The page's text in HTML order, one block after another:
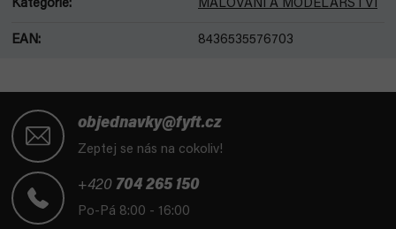
Kategorie: MALOVÁNÍ A MODELÁŘSTVÍ
EAN: 8436535576703
objednavky@fyft.cz
Zeptej se nás na cokoliv!
+420 704 265 150
Po-Pá 8:00 - 16:00